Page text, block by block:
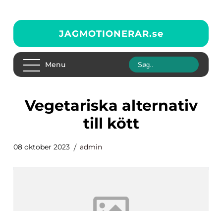
JAGMOTIONERAR.se
Menu
vegetariska alternativ
till kött
08 oktober 2023 admin